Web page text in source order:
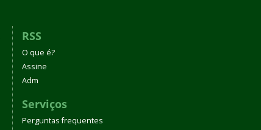
RSS
O que é?
Assine
Adm
Serviços
Perguntas frequentes